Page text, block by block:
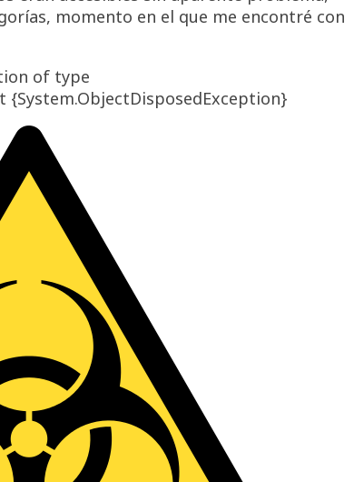
momento en el que me encontré con
of type
{System.ObjectDisposedException}